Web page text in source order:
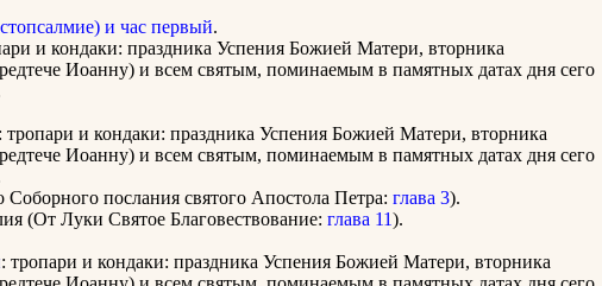
и час первый.
и кондаки: праздника Успения Божией Матери, вторника
Иоанну) и всем святым, поминаемым в памятных датах дня сего
: тропари и кондаки: праздника Успения Божией Матери, вторника
Иоанну) и всем святым, поминаемым в памятных датах дня сего
Соборного послания святого Апостола Петра: глава 3).
(От Луки Святое Благовествование: глава 11).
: тропари и кондаки: праздника Успения Божией Матери, вторника